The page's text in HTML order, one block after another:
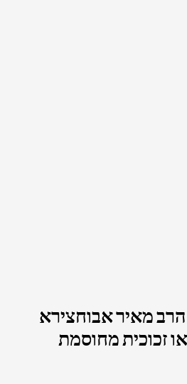
הרב מאיר אבוחצירא
זכוכית מחוסמת